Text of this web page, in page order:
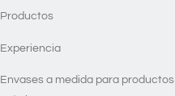
Productos
Experiencia
Envases a medida para productos